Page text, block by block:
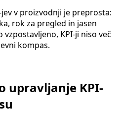
v proizvodnji je preprosta:
rok za pregled in jasen
KPI-ji niso več
kompas.
upravljanje KPI-